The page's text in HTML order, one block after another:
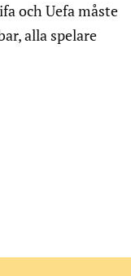
och Uefa måste
alla spelare